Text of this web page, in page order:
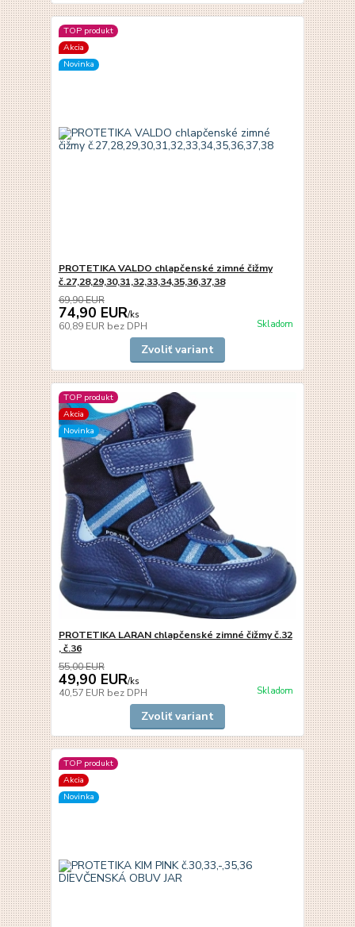
TOP produkt
Akcia
Novinka
PROTETIKA VALDO chlapčenské zimné čižmy
č.27,28,29,30,31,32,33,34,35,36,37,38
69,90 EUR
74,90 EUR/ks
60,89 EUR bez DPH Skladom
Zvoliť variant
TOP produkt
Akcia
Novinka
PROTETIKA LARAN chlapčenské zimné čižmy č.32
, č.36
55,00 EUR
49,90 EUR/ks
40,57 EUR bez DPH Skladom
Zvoliť variant
TOP produkt
Akcia
Novinka